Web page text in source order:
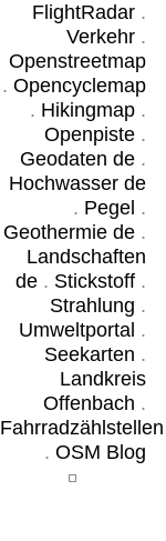
FlightRadar.
Verkehr.
Openstreetmap
. Opencyclemap
. Hikingmap.
Openpiste.
Geodaten de.
Hochwasser de
. Pegel .
Geothermie de.
Landschaften
de. Stickstoff.
Strahlung .
Umweltportal .
Seekarten .
Landkreis
Offenbach .
Fahrradzählstellen
. OSM Blog